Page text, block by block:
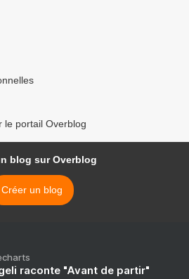
le portail Overblog
blog sur Overblog
Créer un blog
raconte "Avant de partir"